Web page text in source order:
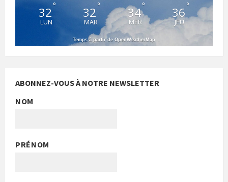
32°
LUN
32 °
MAR
34°
MER
36 °
JEU
Temps à partir de OpenWeatherMap
ABONNEZ-VOUS À NOTRE NEWSLETTER
NOM
PRÉNOM